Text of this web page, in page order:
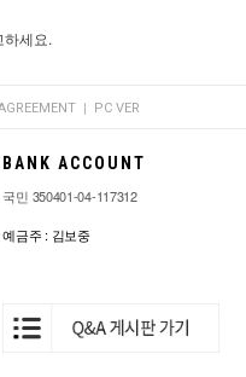
세요.
| PC VER
BANK ACCOUNT
국민 350401-04-117312
예금주 : 김보중